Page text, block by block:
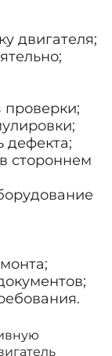
двигателя;
проверки;
дефекта;
стороннем